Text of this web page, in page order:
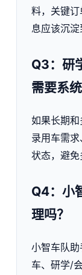
料，关键
息应该沉淀
Q3：研
需要系统
如果长期
录用车需
状态，避免
Q4：小
理吗？
小智车队
车、研学/